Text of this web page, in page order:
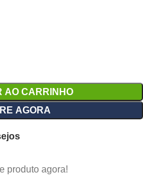
AO CARRINHO
AGORA
produto agora!